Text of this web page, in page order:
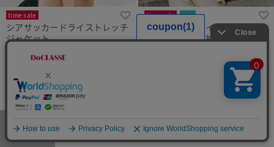
time sale
シアサッカードライストレッチ
ジャケット
9,900 税込 ￥10,890
time sale new
ヴィンテージライクマドラスチ
ェックシャツ半袖